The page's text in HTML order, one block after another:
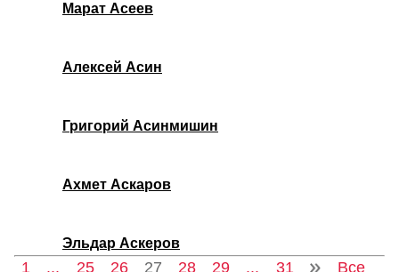
Марат Асеев
Алексей Асин
Григорий Асинмишин
Ахмет Аскаров
Эльдар Аскеров
1 ... 25 26 27 28 29 ... 31 Все